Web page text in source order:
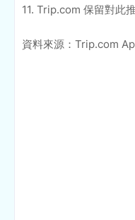
11. Trip.com 保留對此
資料來源：Trip.com